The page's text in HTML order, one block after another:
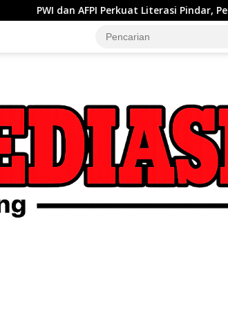
Literasi Pindar, Pers Didorong Jadi Garda